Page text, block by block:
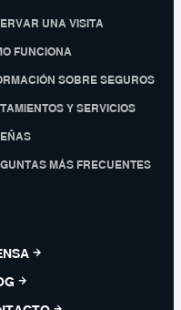
UNA VISITA
FUNCIONA
SOBRE SEGUROS
Y SERVICIOS
MÁS FRECUENTES